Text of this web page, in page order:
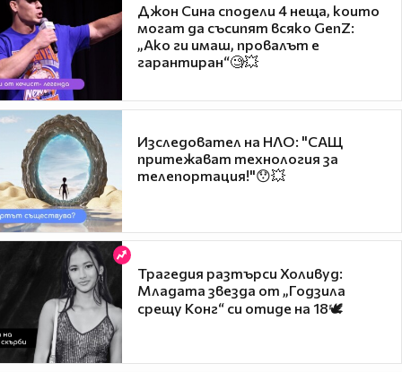
Джон Сина сподели 4 неща, които
могат да съсипят всяко GenZ:
„Ако ги имаш, провалът е
гарантиран“🧐💥
Изследовател на НЛО: "САЩ
притежават технология за
телепортация!"😯💥
Трагедия разтърси Холивуд:
Младата звезда от „Годзила
срещу Конг“ си отиде на 18🕊️